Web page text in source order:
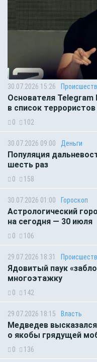
30.07.2026 15:26
Основателя
в список
0 102
30.07.2026 09:00 Деньги
Популяция
шесть раз
0 158
30.07.2026 01:00 Гороскоп
Астрологический
на сегодня — 30 июля
0 106
29.07.2026 18:31
Ядовитый паук
многоэтажку
0 142
29.07.2026 18:15 Власть
Медведев
о якобы грядущей
0 136